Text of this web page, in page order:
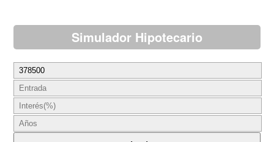
Simulador Hipotecario